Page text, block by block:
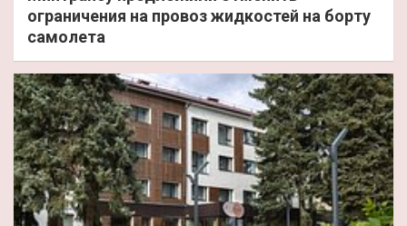
ограничения на провоз жидкостей на борту
самолета